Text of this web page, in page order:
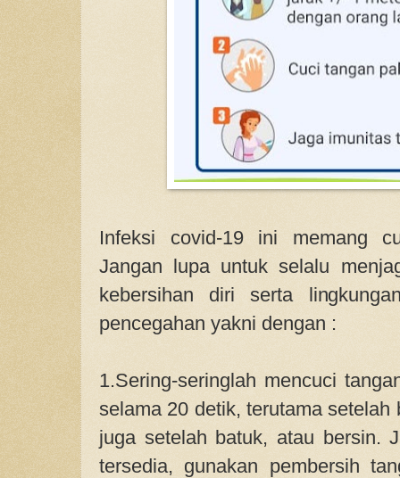
Infeksi covid-19 ini memang
Jangan lupa untuk selalu
kebersihan diri serta
pencegahan yakni dengan :
1.Sering-seringlah mencuci
selama 20 detik, terutama setelah
juga setelah batuk, atau bersin.
tersedia, gunakan pembersih